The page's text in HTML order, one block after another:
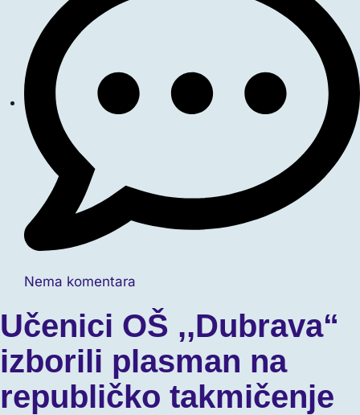
Nema komentara
Učenici OŠ ,,Dubrava“
izborili plasman na
republičko takmičenje